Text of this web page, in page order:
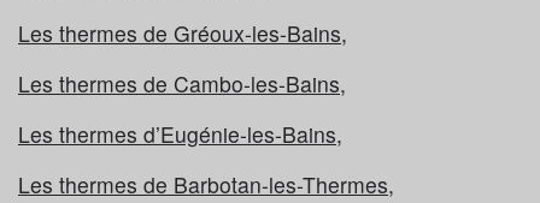
Les thermes de Gréoux-les-Bains,
Les thermes de Cambo-les-Bains,
Les thermes d’Eugénie-les-Bains,
Les thermes de Barbotan-les-Thermes,